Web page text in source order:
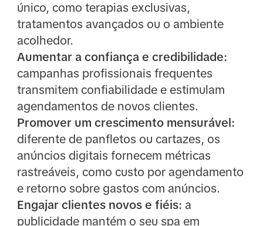
único, como terapias exclusivas,
tratamentos avançados ou o ambiente
acolhedor.
Aumentar a confiança e credibilidade:
campanhas profissionais frequentes
transmitem confiabilidade e estimulam
agendamentos de novos clientes.
Promover um crescimento mensurável:
diferente de panfletos ou cartazes, os
anúncios digitais fornecem métricas
rastreáveis, como custo por agendamento
e retorno sobre gastos com anúncios.
Engajar clientes novos e fiéis: a
publicidade mantém o seu spa em